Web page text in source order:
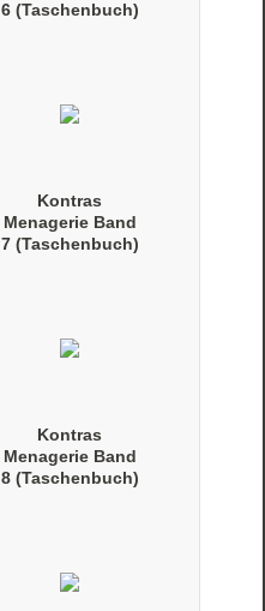
6 (Taschenbuch)
Kontras
Menagerie Band
7 (Taschenbuch)
Kontras
Menagerie Band
8 (Taschenbuch)